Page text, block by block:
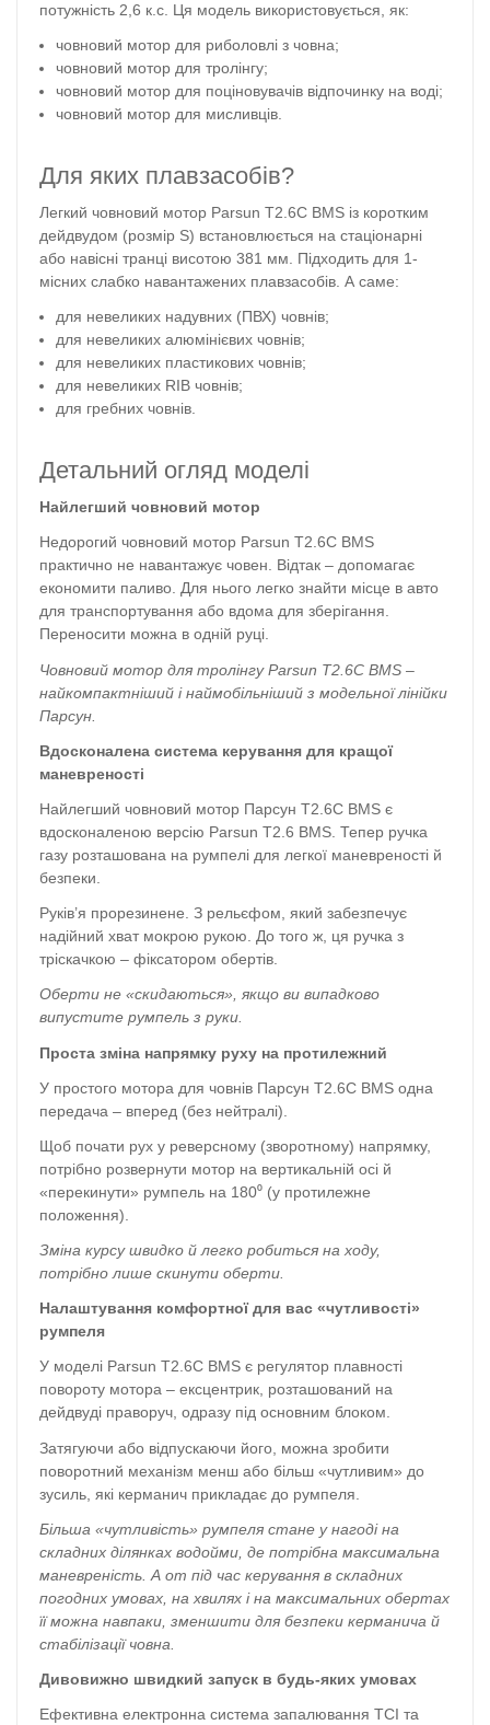
потужність 2,6 к.с. Ця модель використовується, як:
човновий мотор для риболовлі з човна;
човновий мотор для тролінгу;
човновий мотор для поціновувачів відпочинку на воді;
човновий мотор для мисливців.
Для яких плавзасобів?
Легкий човновий мотор Parsun T2.6С BMS із коротким
дейдвудом (розмір S) встановлюється на стаціонарні
або навісні транці висотою 381 мм. Підходить для 1-
місних слабко навантажених плавзасобів. А саме:
для невеликих надувних (ПВХ) човнів;
для невеликих алюмінієвих човнів;
для невеликих пластикових човнів;
для невеликих RIB човнів;
для гребних човнів.
Детальний огляд моделі
Найлегший човновий мотор
Недорогий човновий мотор Parsun T2.6С BMS
практично не навантажує човен. Відтак – допомагає
економити паливо. Для нього легко знайти місце в авто
для транспортування або вдома для зберігання.
Переносити можна в одній руці.
Човновий мотор для тролінгу Parsun T2.6С BMS –
найкомпактніший і наймобільніший з модельної лінійки
Парсун.
Вдосконалена система керування для кращої
маневреності
Найлегший човновий мотор Парсун T2.6С BMS є
вдосконаленою версію Parsun T2.6 BMS. Тепер ручка
газу розташована на румпелі для легкої маневреності й
безпеки.
Руків’я прорезинене. З рельєфом, який забезпечує
надійний хват мокрою рукою. До того ж, ця ручка з
тріскачкою – фіксатором обертів.
Оберти не «скидаються», якщо ви випадково
випустите румпель з руки.
Проста зміна напрямку руху на протилежний
У простого мотора для човнів Парсун T2.6С BMS одна
передача – вперед (без нейтралі).
Щоб почати рух у реверсному (зворотному) напрямку,
потрібно розвернути мотор на вертикальній осі й
«перекинути» румпель на 180⁰ (у протилежне
положення).
Зміна курсу швидко й легко робиться на ходу,
потрібно лише скинути оберти.
Налаштування комфортної для вас «чутливості»
румпеля
У моделі Parsun T2.6С BMS є регулятор плавності
повороту ­мотора – ексцентрик, розташований на
дейдвуді праворуч, одразу під основним блоком.
Затягуючи або відпускаючи його, можна зробити
поворотний механізм менш або більш «чутливим» до
зусиль, які керманич прикладає до румпеля.
Більша «чутливість» румпеля стане у нагоді на
складних ділянках водойми, де потрібна максимальна
маневреність. А от під час керування в складних
погодних умовах, на хвилях і на максимальних обертах
її можна навпаки, зменшити для безпеки керманича й
стабілізації човна.
Дивовижно швидкий запуск в будь-яких умовах
Ефективна електронна система запалювання TCI та